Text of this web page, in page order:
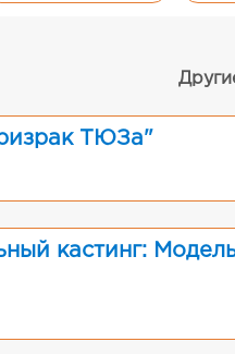
ТЮЗа"
кастинг: